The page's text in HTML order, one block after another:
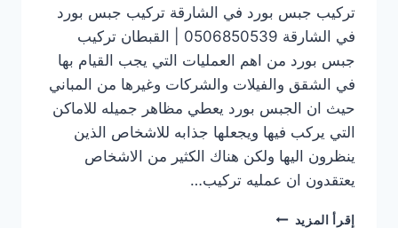
تركيب جبس بورد في الشارقة تركيب جبس بورد
في الشارقة 0506850539 | القبطان تركيب
جبس بورد من اهم العمليات التي يجب القيام بها
في الشقق والفيلات والشركات وغيرها من المباني
حيث ان الجبس بورد يعطي مظاهر جميله للاماكن
التي يركب فيها ويجعلها جذابه للاشخاص الذين
ينظرون اليها ولكن هناك الكثير من الاشخاص
يعتقدون ان عمليه تركيب…
إقرأ المزيد تركيب